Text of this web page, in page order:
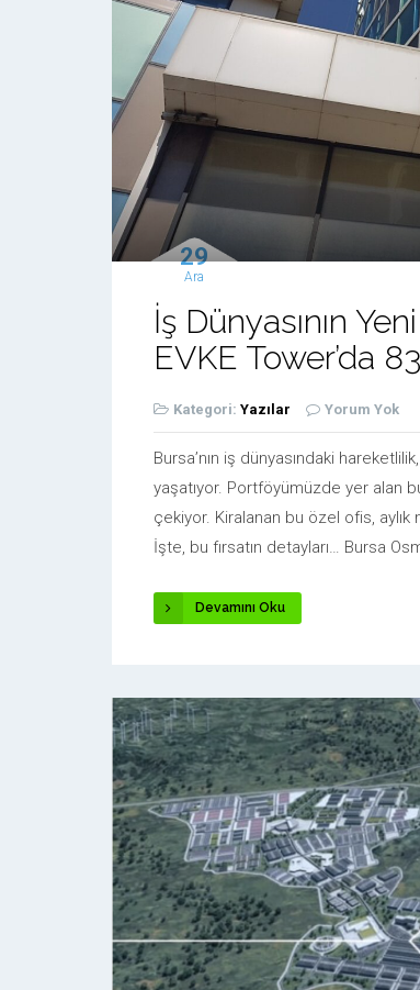
29
Ara
İş Dünyasının
EVKE Tower’da
Kategori: Yazılar Yorum Yok
Bursa’nın iş dünyasındaki
yaşatıyor. Portföyümüzde yer alan
çekiyor. Kiralanan bu özel ofis, aylık
İşte, bu fırsatın detayları… Bursa
Devamını Oku